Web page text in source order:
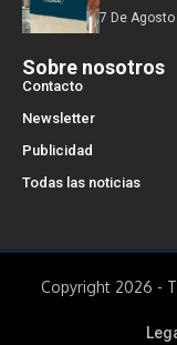
7 De Agosto
Sobre nosotros
Contacto
Newsletter
Publicidad
Todas las noticias
Copyright 2026 -